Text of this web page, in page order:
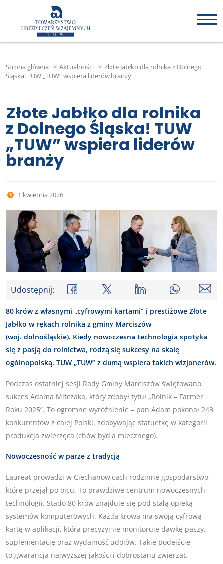
Strona główna > Aktualności > Złote Jabłko dla rolnika z Dolnego
Śląska! TUW „TUW” wspiera liderów branży
Złote Jabłko dla rolnika
z Dolnego Śląska! TUW
„TUW” wspiera liderów
branży
1 kwietnia 2026
Udostępnij:
80 krów z własnymi „cyfrowymi kartami” i prestiżowe Złote
Jabłko w rękach rolnika z gminy Marciszów
(woj. dolnośląskie). Kiedy nowoczesna technologia spotyka
się z pasją do rolnictwa, rodzą się sukcesy na skalę
ogólnopolską. TUW „TUW” z dumą wspiera takich wizjonerów.
Podczas ostatniej sesji Rady Gminy Marciszów świętowano
sukces Adama Mitczaka, który zdobył tytuł „Rolnik – Farmer
Roku 2025”. To ogromne wyróżnienie – pan Adam pokonał 243
konkurentów z całej Polski, zdobywając statuetkę w kategorii
produkcja zwierzęca (chów bydła mlecznego).
Nowoczesność w parze z tradycją
Laureat prowadzi w Ciechanowicach rodzinne gospodarstwo,
które przejął po ojcu. To prawdziwe centrum nowoczesnych
technologii. Stado 80 krów znajduje się pod stałą opieką
systemów komputerowych. Każda krowa ma swoją cyfrową
kartę w aplikacji, która precyzyjnie monitoruje dawkę paszy,
suplementację oraz wydajność udojów. Takie podejście
to gwarancja najwyższej jakości i dobrostanu zwierząt.